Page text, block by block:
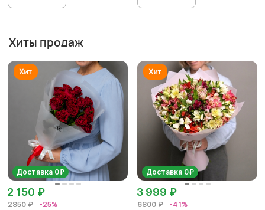
Хиты продаж
Доставка 0₽
2850 ₽ -25%
2 150 ₽
Доставка 0₽
6800 ₽ -41%
3 999 ₽